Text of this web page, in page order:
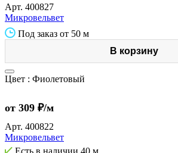
Арт. 400827
Микровельвет
Под заказ от 50 м
В корзину
Цвет : Фиолетовый
от 309 ₽/м
Арт. 400822
Микровельвет